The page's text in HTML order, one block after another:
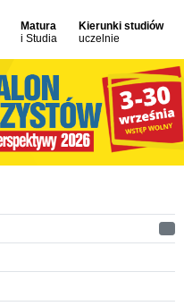
Matura
i Studia
Kierunki studiów
uczelnie